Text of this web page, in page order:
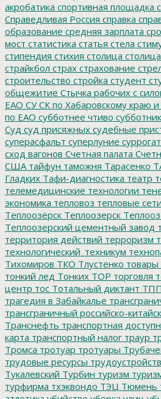
акробатика спортивная площадка
Справедливая Россия справка
образование средняя зарплата
мост статистика статья стела
стипендия стихия столица
страйкбол страх страхование
строительство стройка студент
общежитие Стычка рабочих с
ЕАО СУ СК по Хабаровскому краю
по ЕАО субботнее чтиво субботник
Суд суд присяжных судебные
суперасфальт суперлуние суррогат
сход вагонов Счетная палата
США тайфун таможня Тарасенко
Гладких Тафи-диагностика театр
телемедицинские технологии
экономика тепловоз тепловые сети
Теплоозёрск Теплоозерск
Теплоозерский цементный завод
территория действий терроризм
технологический_техникум
Тихомиров ТКО Тлустенко товары
тонкий лед Тонких ТОР торговля
центр тос Тотальный диктант
трагедия в Забайкалье
трансграничный российско-
Транснефть транспортная
карта транспортный налог траур
Тромса тротуар тротуары
трудовые ресурсы
Тукалевский Турбин туризм
турфирма тхэквондо ТЭЦ Тюмень